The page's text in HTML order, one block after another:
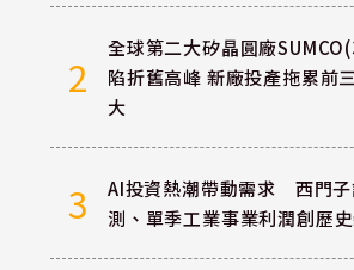
2
全球第二大矽晶圓廠
陷折舊高峰 新廠投產拖累前
大
3
AI投資熱潮帶動需求 西門子
測、單季工業事業利潤創歷